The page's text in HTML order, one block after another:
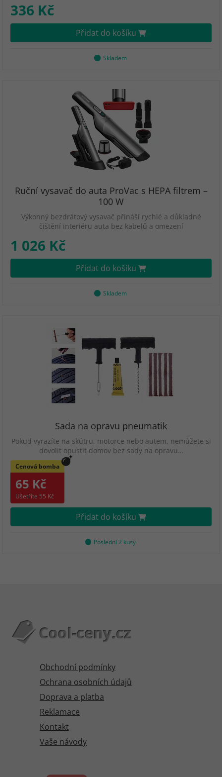
336 Kč
Přidat do košíku
Skladem
Ruční vysavač do auta ProVac s HEPA filtrem –
100 W
Výkonný bezdrátový vysavač přináší rychlé a důkladné
čištění interiéru auta bez kabelů a omezení
1 026 Kč
Přidat do košíku
Skladem
Sada na opravu pneumatik
Pokud vyrazíte na skútru, motorce nebo autem, nemůžete si
dovolit opustit domov bez sady na opravu…
Cenová bomba
65 Kč
Ušetříte 55 Kč
Přidat do košíku
Poslední 2 kusy
Obchodní podmínky
Ochrana osobních údajů
Doprava a platba
Reklamace
Kontakt
Vaše návody